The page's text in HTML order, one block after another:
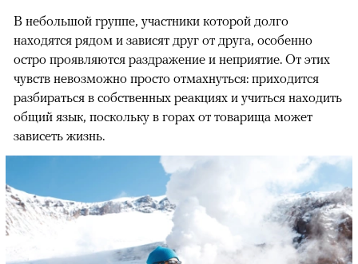
В небольшой группе, участники которой долго
находятся рядом и зависят друг от друга, особенно
остро проявляются раздражение и неприятие. От этих
чувств невозможно просто отмахнуться: приходится
разбираться в собственных реакциях и учиться находить
общий язык, поскольку в горах от товарища может
зависеть жизнь.